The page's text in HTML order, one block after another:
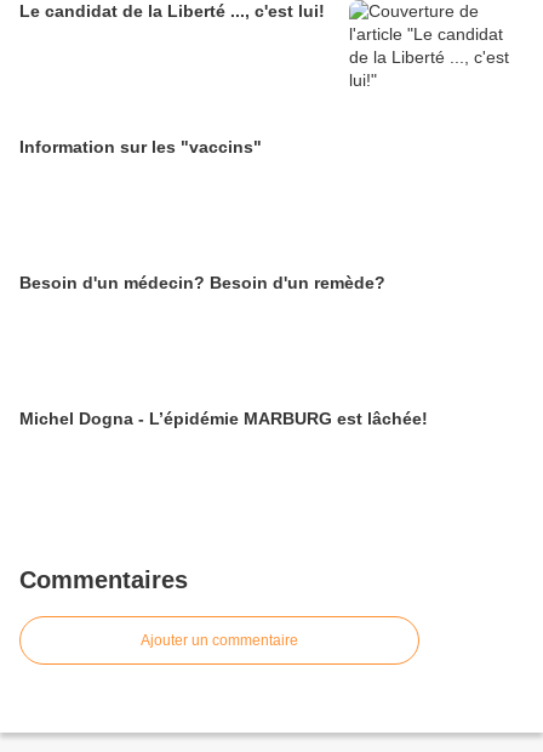
Le candidat de la Liberté ..., c'est lui!
Information sur les "vaccins"
Besoin d'un médecin? Besoin d'un remède?
Michel Dogna - L’épidémie MARBURG est lâchée!
Commentaires
Ajouter un commentaire